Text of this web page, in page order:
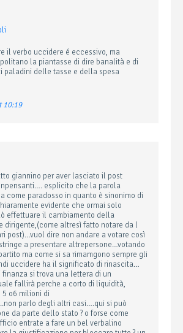
il verbo uccidere é eccessivo, ma
la piantasse di dire banalità e di
paladini delle tasse e della spesa
10:19
giannino per aver lasciato il post
esplicito che la parola
come paradosso in quanto è sinonimo di
evidente che ormai solo
effettuare il cambiamento della
dirigente,(come altresì fatto notare da l
post)…vuol dire non andare a votare così
a presentare altrepersone…votando
ma come si sa rimamgono sempre gli
uccidere ha il significato di rinascita…
finanza si trova una lettera di un
fallirà perche a corto di liquidità,
5 o6 milioni di
parlo degli altri casi….qui si può
da parte dello stato ? o forse come
entrate a fare un bel verbalino